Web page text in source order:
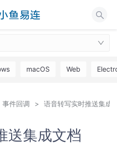
macOS Web
事件回调 语音转写实时推送集成
送集成文档